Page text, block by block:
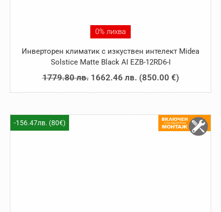
0% лихва
Инверторен климатик с изкуствен интелект Midea
Solstice Matte Black AI EZB-12RD6-I
1779.80лв. Original
price
1662.46 лв.Текущата
цена
1662.46 лв..
(850.00 €)
-156.47лв. (80€)